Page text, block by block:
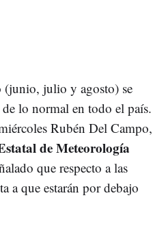
(junio, julio y agosto) se
lo normal en todo el país.
Rubén Del Campo,
de Meteorología
que respecto a las
a que estarán por debajo